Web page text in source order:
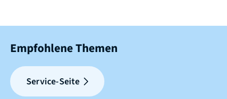
Empfohlene Themen
Service-Seite